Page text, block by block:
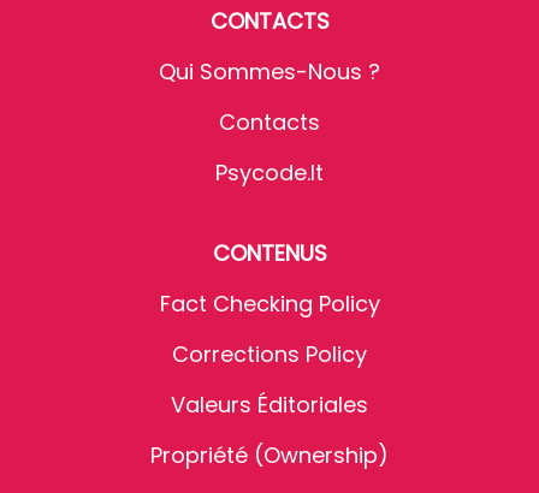
CONTACTS
Qui Sommes-Nous ?
Contacts
Psycode.it
CONTENUS
Fact Checking Policy
Corrections Policy
Valeurs Éditoriales
Propriété (Ownership)